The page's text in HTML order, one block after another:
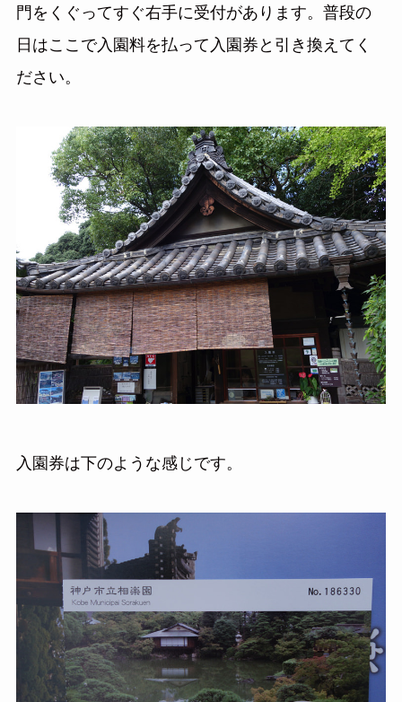
門をくぐってすぐ右手に受付があります。普段の
日はここで入園料を払って入園券と引き換えてく
ださい。
入園券は下のような感じです。